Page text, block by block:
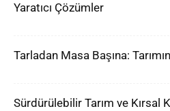
Yaratıcı Çözümler
Tarladan Masa Başına:
Sürdürülebilir Tarım ve Kırsal